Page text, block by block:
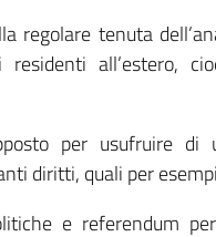
tenuta
all’estero,
per usufruire
diritti, quali per
e referendum